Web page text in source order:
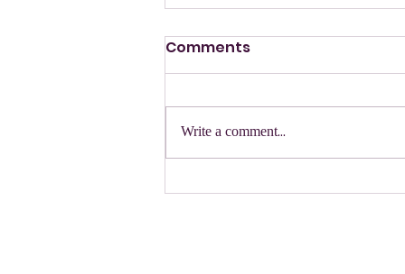
הזמנה
Comments
Write a comment...